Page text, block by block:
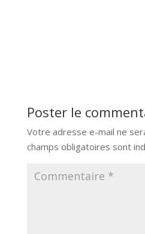
Poster le
Votre adresse e-mail ne
champs obligatoires sont